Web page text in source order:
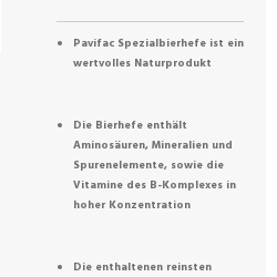
Pavifac Spezialbierhefe ist ein
wertvolles Naturprodukt
Die Bierhefe enthält
Aminosäuren, Mineralien und
Spurenelemente, sowie die
Vitamine des B-Komplexes in
hoher Konzentration
Die enthaltenen reinsten